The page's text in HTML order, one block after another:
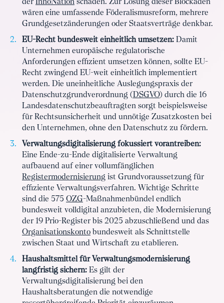
der InnoNation schaden. Zur Lösung dieser Blockaden
wären eine umfassende Föderalismusreform, mehrere
Grundgesetzänderungen oder Staatsverträge denkbar.
EU-Recht bundesweit einheitlich umsetzen: Damit
Unternehmen europäische regulatorische
Anforderungen effizient umsetzen können, sollte EU-
Recht zwingend EU-weit einheitlich implementiert
werden. Die uneinheitliche Auslegungspraxis der
Datenschutzgrundverordnung (DSGVO) durch die 16
Landesdatenschutzbeauftragten sorgt beispielsweise
für Rechtsunsicherheit und unnötige Zusatzkosten bei
den Unternehmen, ohne den Datenschutz zu fördern.
Verwaltungsdigitalisierung fokussiert vorantreiben:
Eine Ende-zu-Ende digitalisierte Verwaltung
aufbauend auf einer vollumfänglichen
Registermodernisierung ist Grundvoraussetzung für
effiziente Verwaltungsverfahren. Wichtige Schritte
sind die 575 OZG-Maßnahmenbündel endlich
bundesweit volldigital anzubieten, die Modernisierung
der 19 Prio-Register bis 2025 abzuschließend und das
Organisationskonto bundesweit als Schnittstelle
zwischen Staat und Wirtschaft zu etablieren.
Haushaltsmittel für Verwaltungsmodernisierung
langfristig sichern: Es gilt der
Verwaltungsdigitalisierung bei den
Haushaltsberatungen die notwendige